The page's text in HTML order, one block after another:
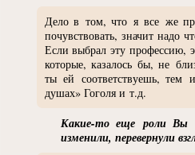
Дело в том, что я все же
почувствовать, значит надо
Если выбрал эту профессию,
которые, казалось бы, не
ты ей соответствуешь, тем
душах» Гоголя и т.д.
Какие-то еще роли Вы
изменили, перевернули